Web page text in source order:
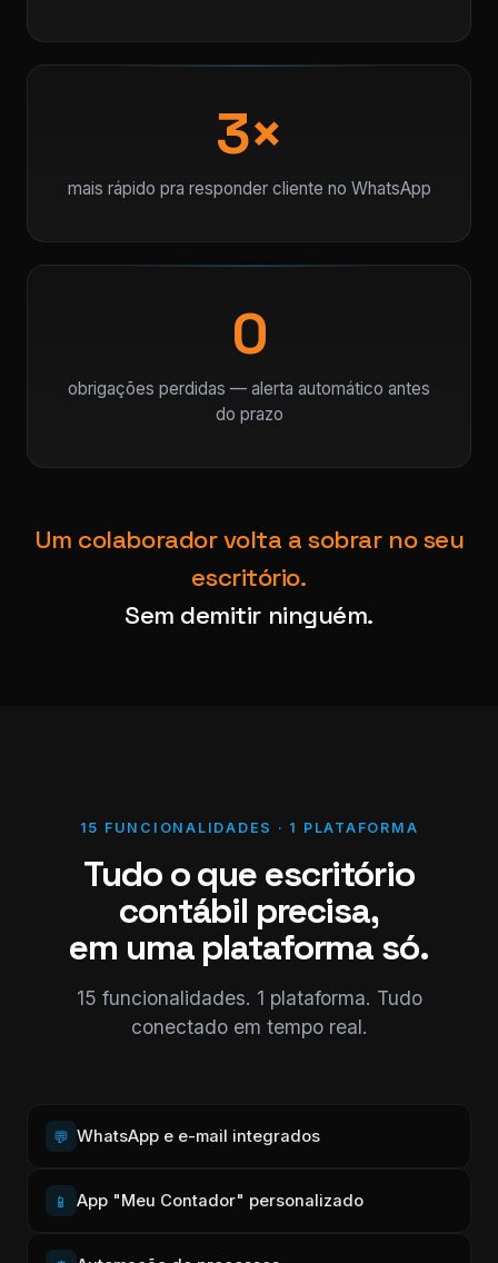
3×
mais rápido pra responder cliente no WhatsApp
0
obrigações perdidas — alerta automático antes
do prazo
Um colaborador volta a sobrar no seu
escritório.
Sem demitir ninguém.
15 FUNCIONALIDADES · 1 PLATAFORMA
Tudo o que escritório
contábil precisa,
em uma plataforma só.
15 funcionalidades. 1 plataforma. Tudo
conectado em tempo real.
💬 WhatsApp e e-mail integrados
📱 App "Meu Contador" personalizado